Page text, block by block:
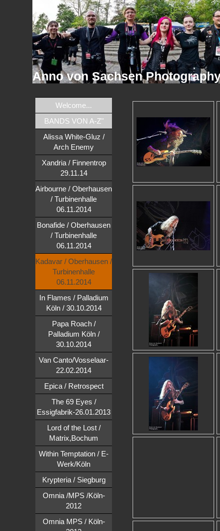
Anno von Sachsen
Welcome...
BANDS VON A-Z"
Alissa White-Gluz /
Arch Enemy
Xandria / Finnentrop
29.11.14
Airbourne / Oberhausen
/ Turbinenhalle
06.11.2014
Bonafide / Oberhausen
/ Turbinenhalle
06.11.2014
Kadavar / Oberhausen /
Turbinenhalle
06.11.2014
In Flames / Palladium
Köln / 30.10.2014
Papa Roach /
Palladium Köln /
30.10.2014
Van Canto/Vosselaar-
22.02.2014
Epica / Retrospect
The 69 Eyes /
Essigfabrik-26.01.2013
Lord of the Lost /
Matrix,Bochum
Within Temptation / E-
Werk/Köln
Krypteria / Siegburg
Omnia /MPS /Köln-
2012
Omnia MPS / Köln-